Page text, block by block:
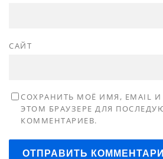
САЙТ
СОХРАНИТЬ МОЁ ИМЯ, EMAIL И
ЭТОМ БРАУЗЕРЕ ДЛЯ
КОММЕНТАРИЕВ.
ОТПРАВИТЬ